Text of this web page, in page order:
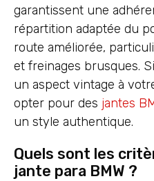
garantissent une
répartition adaptée du
route améliorée,
et freinages brusques.
un aspect vintage à
opter pour des jantes
un style authentique.
Quels sont les
jante para BMW ?